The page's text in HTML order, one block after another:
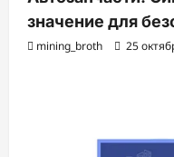
значение для
mining_broth 25